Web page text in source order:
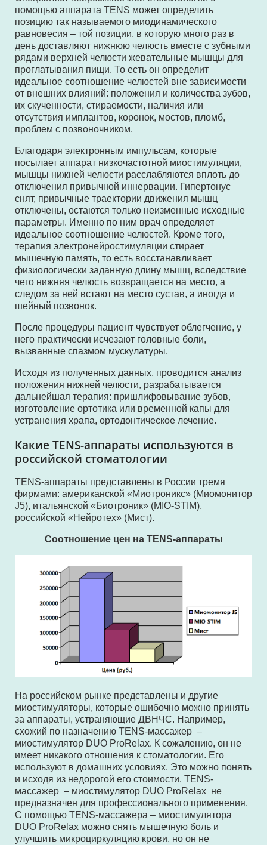
помощью аппарата TENS может определить
позицию так называемого миодинамического
равновесия – той позиции, в которую много раз в
день доставляют нижнюю челюсть вместе с зубными
рядами верхней челюсти жевательные мышцы для
проглатывания пищи. То есть он определит
идеальное соотношение челюстей вне зависимости
от внешних влияний: положения и количества зубов,
их скученности, стираемости, наличия или
отсутствия имплантов, коронок, мостов, пломб,
проблем с позвоночником.
Благодаря электронным импульсам, которые
посылает аппарат низкочастотной миостимуляции,
мышцы нижней челюсти расслабляются вплоть до
отключения привычной иннервации. Гипертонус
снят, привычные траектории движения мышц
отключены, остаются только неизменные исходные
параметры. Именно по ним врач определяет
идеальное соотношение челюстей. Кроме того,
терапия электронейростимуляции стирает
мышечную память, то есть восстанавливает
физиологически заданную длину мышц, вследствие
чего нижняя челюсть возвращается на место, а
следом за ней встают на место сустав, а иногда и
шейный позвонок.
После процедуры пациент чувствует облегчение, у
него практически исчезают головные боли,
вызванные спазмом мускулатуры.
Исходя из полученных данных, проводится анализ
положения нижней челюсти, разрабатывается
дальнейшая терапия: пришлифовывание зубов,
изготовление ортотика или временной капы для
устранения храпа, ортодонтическое лечение.
Какие TENS-аппараты используются в
российской стоматологии
TENS-аппараты представлены в России тремя
фирмами: американской «Миотроникс» (Миомонитор
J5), итальянской «Биотроник» (MIO-STIM),
российской «Нейротех» (Мист).
Соотношение цен на TENS-аппараты
На российском рынке представлены и другие
миостимуляторы, которые ошибочно можно принять
за аппараты, устраняющие ДВНЧС. Например,
схожий по назначению TENS-массажер –
миостимулятор DUO ProRelax. К сожалению, он не
имеет никакого отношения к стоматологии. Его
используют в домашних условиях. Это можно понять
и исходя из недорогой его стоимости. TENS-
массажер – миостимулятор DUO ProRelax не
предназначен для профессионального применения.
С помощью TENS-массажера – миостимулятора
DUO ProRelax можно снять мышечную боль и
улучшить микроциркуляцию крови, но он не